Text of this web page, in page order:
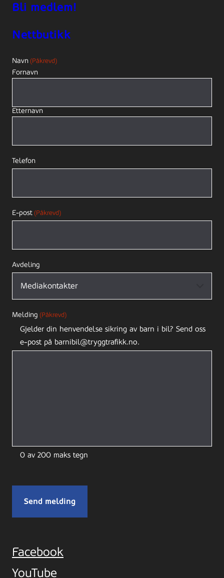
Bli medlem!
Nettbutikk
Navn (Påkrevd)
Fornavn
Etternavn
Telefon
E-post (Påkrevd)
Avdeling
Melding (Påkrevd)
Gjelder din henvendelse sikring av barn i bil? Send oss
e-post på barnibil@tryggtrafikk.no.
0 av 200 maks tegn
Facebook
YouTube